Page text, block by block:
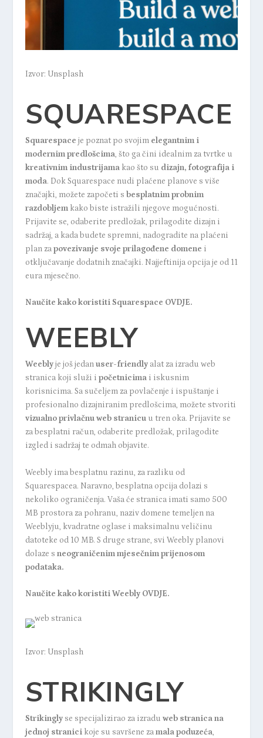
Izvor: Unsplash
SQUARESPACE
Squarespace je poznat po svojimelegantnim i
modernim predlošcima, što ga čini idealnim za tvrtke u
kreativnim industrijamakao što su dizajn, fotografija i
moda. Dok Squarespace nudi plaćene planove s više
značajki, možete započeti s besplatnim probnim
razdobljemkako biste istražili njegove mogućnosti.
Prijavite se, odaberite predložak, prilagodite dizajn i
sadržaj, a kada budete spremni, nadogradite na plaćeni
plan zapovezivanje svoje prilagođene domene i
otključavanje dodatnih značajki. Najjeftinija opcija je od 11
eura mjesečno.
Naučite kako koristiti Squarespace OVDJE.
WEEBLY
Weeblyje još jedanuser-friendlyalat za izradu web
stranica koji služi i početnicimai iskusnim
korisnicima. Sa sučeljem za povlačenje i ispuštanje i
profesionalno dizajniranim predlošcima, možete stvoriti
vizualno privlačnu web stranicuu tren oka. Prijavite se
za besplatni račun, odaberite predložak, prilagodite
izgled i sadržaj te odmah objavite.
Weebly ima besplatnu razinu, za razliku od
Squarespacea. Naravno, besplatna opcija dolazi s
nekoliko ograničenja. Vaša će stranica imati samo 500
MB prostora za pohranu, naziv domene temeljen na
Weeblyju, kvadratne oglase i maksimalnu veličinu
datoteke od 10 MB. S druge strane, svi Weebly planovi
dolaze s neograničenim mjesečnim prijenosom
podataka.
Naučite kako koristiti Weebly OVDJE.
Izvor: Unsplash
STRIKINGLY
Strikinglyse specijalizirao za izradu web stranica na
jednoj stranicikoje su savršene zamala poduzeća,